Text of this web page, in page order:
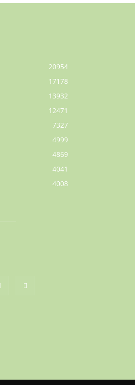
20954
17178
13932
12471
7327
4999
4869
4041
4008